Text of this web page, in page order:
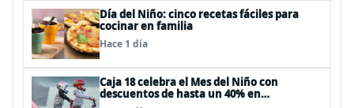
Día del Niño: cinco recetas fáciles para
cocinar en familia
Hace 1 día
Caja 18 celebra el Mes del Niño con
descuentos de hasta un 40% en